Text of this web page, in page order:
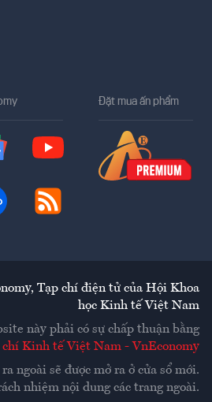
Đặt mua ấn phẩm
, Tạp chí điện tử của Hội Khoa
học Kinh tế Việt Nam
này phải có sự chấp thuận bằng
chí Kinh tế Việt Nam - VnEconomy
ngoài sẽ được mở ra ở cửa sổ mới.
nhiệm nội dung các trang ngoài.